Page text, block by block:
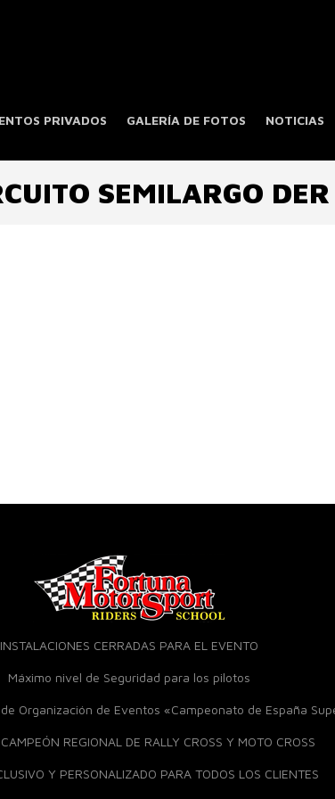
PRIVADOS GALERÍA DE FOTOS NOTICIAS
SEMILARGO
INSTALACIONES CERRADAS PARA EL EVENTO
Máximo nivel de Seguridad para los pilotos
Organización de Eventos «Campeonato de España
REGIONAL DE RALLY CROSS Y MOTO CROSS
Y PERSONALIZADO PARA TODOS LOS CLIENTES